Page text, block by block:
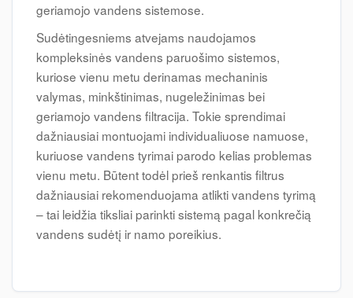
geriamojo vandens sistemose.
Sudėtingesniems atvejams naudojamos
kompleksinės vandens paruošimo sistemos,
kuriose vienu metu derinamas mechaninis
valymas, minkštinimas, nugeležinimas bei
geriamojo vandens filtracija. Tokie sprendimai
dažniausiai montuojami individualiuose namuose,
kuriuose vandens tyrimai parodo kelias problemas
vienu metu. Būtent todėl prieš renkantis filtrus
dažniausiai rekomenduojama atlikti vandens tyrimą
– tai leidžia tiksliai parinkti sistemą pagal konkrečią
vandens sudėtį ir namo poreikius.